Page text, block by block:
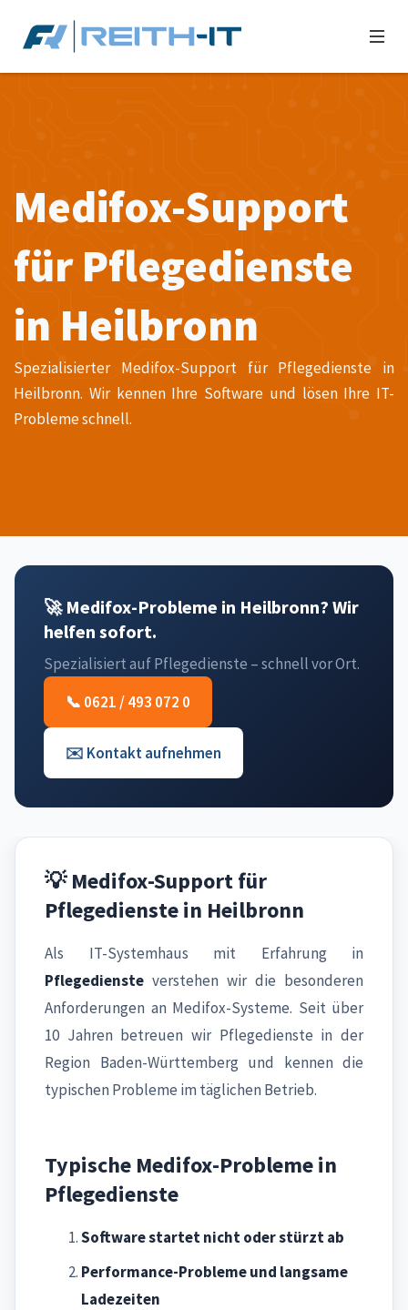
Medifox-Support
für Pflegedienste
in Heilbronn
Spezialisierter Medifox-Support für Pflegedienste in
Heilbronn. Wir kennen Ihre Software und lösen Ihre IT-
Probleme schnell.
🚀 Medifox-Probleme in Heilbronn? Wir
helfen sofort.
Spezialisiert auf Pflegedienste – schnell vor Ort.
📞 0621 / 493 072 0
✉️ Kontakt aufnehmen
💡 Medifox-Support für
Pflegedienste in Heilbronn
Als IT-Systemhaus mit Erfahrung in
Pflegedienste verstehen wir die besonderen
Anforderungen an Medifox-Systeme. Seit über
10 Jahren betreuen wir Pflegedienste in der
Region Baden-Württemberg und kennen die
typischen Probleme im täglichen Betrieb.
Typische Medifox-Probleme in
Pflegedienste
Software startet nicht oder stürzt ab
Performance-Probleme und langsame
Ladezeiten